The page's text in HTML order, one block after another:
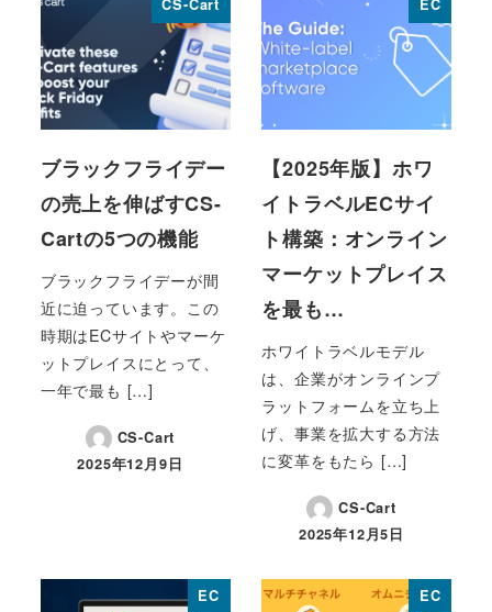
CS-Cart
ブラックフライデー
の売上を伸ばすCS-
Cartの5つの機能
ブラックフライデーが間
近に迫っています。この
時期はECサイトやマーケ
ットプレイスにとって、
一年で最も […]
CS-Cart
投稿日
2025年12月9日
EC
【2025年版】ホワ
イトラベルECサイ
ト構築：オンライン
マーケットプレイス
を最も…
ホワイトラベルモデル
は、企業がオンラインプ
ラットフォームを立ち上
げ、事業を拡大する方法
に変革をもたら […]
CS-Cart
投稿日
2025年12月5日
EC EC